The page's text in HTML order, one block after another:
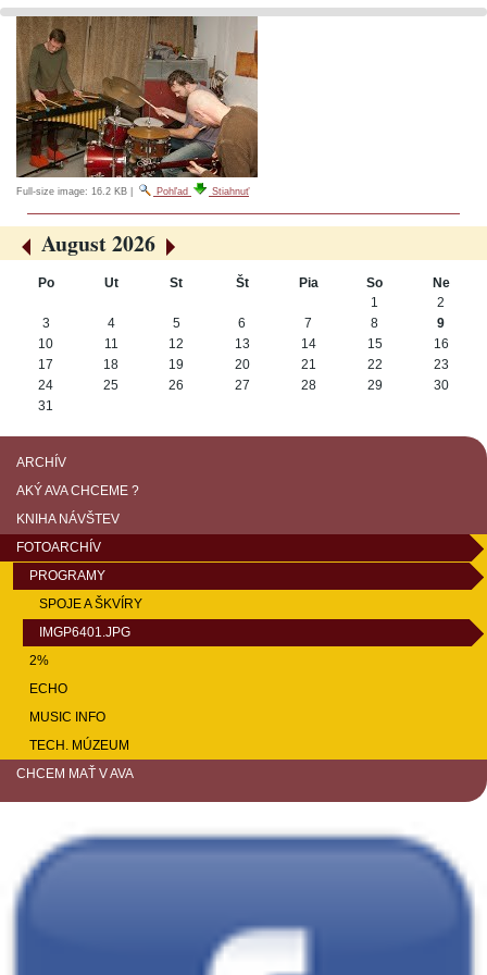
Full-size image: 16.2 KB Pohľad Stiahnuť
«
August 2026
»
Po Ut St Št Pia So
Ne
1
2
3
4 5 6 7 8
9
10
11 12 13 14 15
16
17
18 19 20 21 22
23
24
25 26 27 28 29
30
31
ARCHÍV
AKÝ AVA CHCEME ?
KNIHA NÁVŠTEV
FOTOARCHÍV
PROGRAMY
SPOJE A ŠKVÍRY
IMGP6401.JPG
2%
ECHO
MUSIC INFO
TECH. MÚZEUM
CHCEM MAŤ V AVA